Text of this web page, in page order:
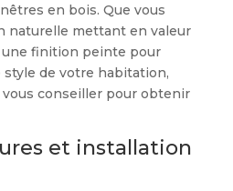
en bois. Que vous
naturelle mettant en valeur
une finition peinte pour
style de votre habitation,
conseiller pour obtenir
et installation